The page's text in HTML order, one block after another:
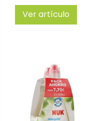
Ver artículo